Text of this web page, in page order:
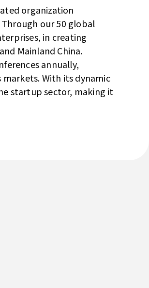
organization
our 50 global
in creating
Mainland China.
annually,
With its dynamic
startup sector, making it